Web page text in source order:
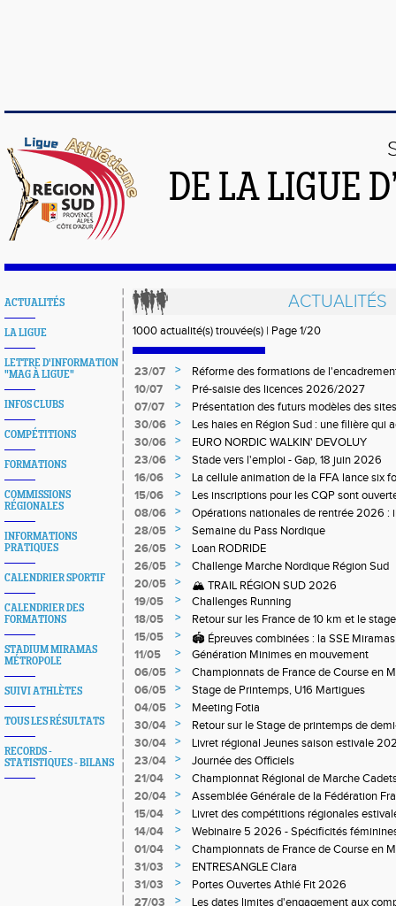
DE LA LIGUE
ACTUALITÉS
LA LIGUE
LETTRE D'INFORMATION
"MAG À LIGUE"
INFOS CLUBS
COMPÉTITIONS
FORMATIONS
COMMISSIONS
RÉGIONALES
INFORMATIONS
PRATIQUES
CALENDRIER SPORTIF
CALENDRIER DES
FORMATIONS
STADIUM MIRAMAS
MÉTROPOLE
SUIVI ATHLÈTES
TOUS LES RÉSULTATS
RECORDS -
STATISTIQUES - BILANS
ACTUALITÉS
1000 actualité(s) trouvée(s) | Page 1/20
23/07 >
Réforme des formations de
10/07
>
Pré-saisie des licences 2026/2027
07/07
>
Présentation des futurs modèles des
30/06
>
Les haies en Région Sud : une filière qui
30/06
>
EURO NORDIC WALKIN' DEVOLUY
23/06
>
Stade vers l'emploi - Gap, 18 juin 2026
16/06
>
La cellule animation de la FFA lance six
Niveau 1 et 3 pour ACR Niveau 2)
15/06 >
Les inscriptions pour les CQP sont
Qualification Professionnelle)
08/06 >
Opérations nationales de rentrée 2026 :
28/05
>
Semaine du Pass Nordique
26/05
>
Loan RODRIDE
26/05
>
Challenge Marche Nordique Région Sud
20/05
>
🏔️ TRAIL RÉGION SUD 2026
19/05
>
Challenges Running
18/05
>
Retour sur les France de 10 km et le
off-road à Briançon
15/05 >
🏟️ Épreuves combinées : la SSE
11/05
>
Génération Minimes en mouvement
06/05
>
Championnats de France de Course en
06/05
>
Stage de Printemps, U16 Martigues
04/05
>
Meeting Fotia
30/04
>
R‌etour sur le Stage de printemps de
30/04
>
Livret régional Jeunes saison estivale
23/04
>
Journée des Officiels
21/04
>
Championnat Régional de Marche
20/04
>
Assemblée Générale de la Fédération
15/04
>
Livret des compétitions régionales
14/04
>
Webinaire 5 2026 - Spécificités
Agathe GAUTHIER, Kiné et athlète
01/04 >
Championnats de France de Course en
2026
31/03 >
ENTRESANGLE Clara
31/03
>
Portes Ouvertes Athlé Fit 2026
27/03
>
Les dates limites d'engagement aux